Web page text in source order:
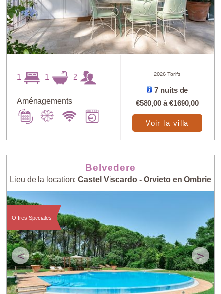
1 1 2
Aménagements
2026 Tarifs
7 nuits de
€580,00 à€1690,00
Voir la villa
Belvedere
Lieu de la location: Castel Viscardo - Orvieto en Ombrie
< >
Offres Spéciales